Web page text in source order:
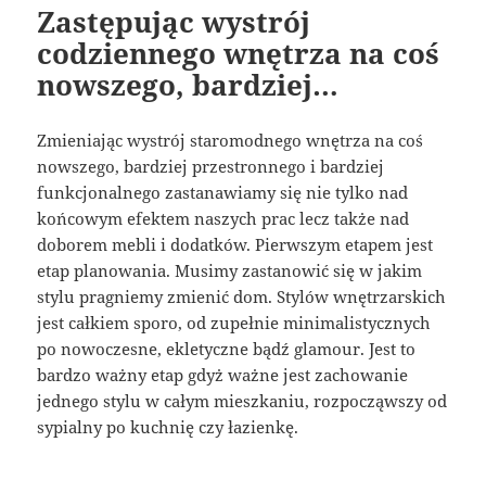
Zastępując wystrój
codziennego wnętrza na coś
nowszego, bardziej…
Zmieniając wystrój staromodnego wnętrza na coś
nowszego, bardziej przestronnego i bardziej
funkcjonalnego zastanawiamy się nie tylko nad
końcowym efektem naszych prac lecz także nad
doborem mebli i dodatków. Pierwszym etapem jest
etap planowania. Musimy zastanowić się w jakim
stylu pragniemy zmienić dom. Stylów wnętrzarskich
jest całkiem sporo, od zupełnie minimalistycznych
po nowoczesne, ekletyczne bądź glamour. Jest to
bardzo ważny etap gdyż ważne jest zachowanie
jednego stylu w całym mieszkaniu, rozpocząwszy od
sypialny po kuchnię czy łazienkę.